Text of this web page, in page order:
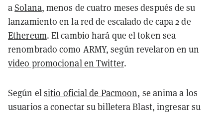
aSolana, menos de cuatro meses después de su
lanzamiento en la red de escalado de capa 2 de
Ethereum. El cambio hará que el token sea
renombrado como ARMY, según revelaron en un
video promocional en Twitter.
Según elsitio oficial de Pacmoon, se anima a los
usuarios a conectar su billetera Blast, ingresar su